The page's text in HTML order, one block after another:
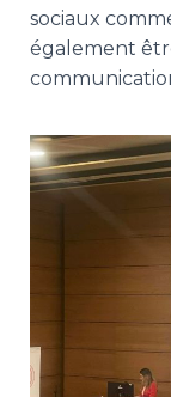
sociaux
également